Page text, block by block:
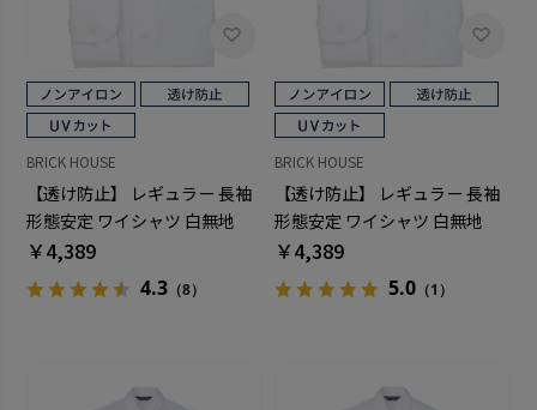
BRICK HOUSE
【透け防止】 レギュラー 長袖
形態安定 ワイシャツ 白無地
￥4,389
4.3（8）
BRICK HOUSE
【透け防止】 レギュラー 長袖
形態安定 ワイシャツ 白無地
￥4,389
5.0 （1）